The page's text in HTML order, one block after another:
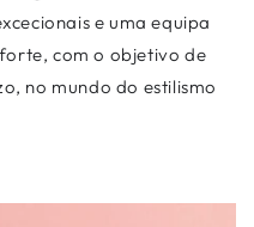
e uma equipa
com o objetivo de
no mundo do estilismo